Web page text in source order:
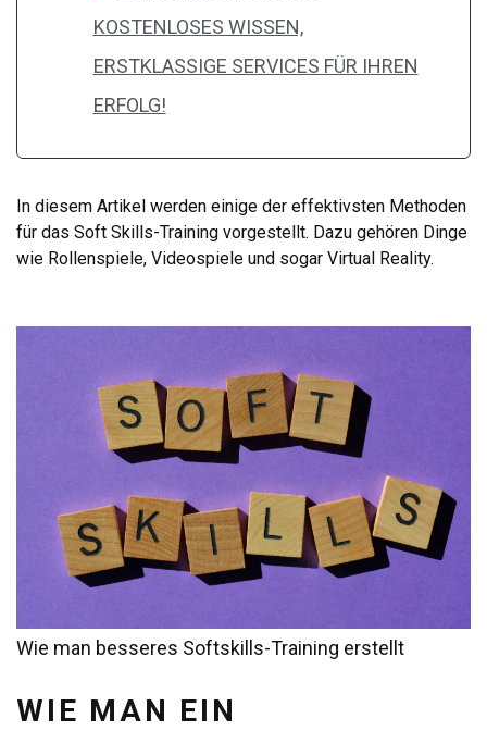
KOSTENLOSES WISSEN,
ERSTKLASSIGE SERVICES FÜR IHREN
ERFOLG!
In diesem Artikel werden einige der effektivsten Methoden
für das Soft Skills-Training vorgestellt. Dazu gehören Dinge
wie Rollenspiele, Videospiele und sogar Virtual Reality.
Wie man besseres Softskills-Training erstellt
WIE MAN EIN